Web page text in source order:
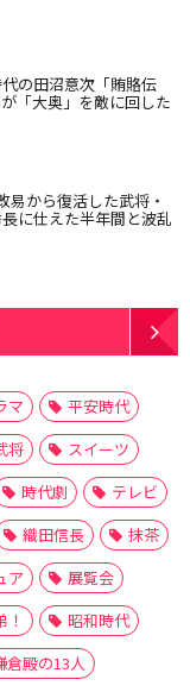
の田沼意次「賄賂伝
「大奥」を敵に回した
易から復活した武将・
に仕えた半年間と波乱
マ
平安時代
将
スイーツ
時代劇
テレビ
織田信長
抹茶
ア
展覧会
！
昭和時代
倉殿の13人